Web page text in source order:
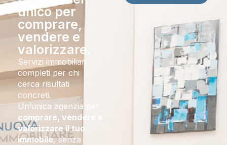
unico per
comprare,
vendere e
valorizzare.
Servizi immobiliari
completi per chi
cerca risultati
concreti.
Un’unica agenzia per
comprare, vendere e
valorizzare il tuo
immobile, senza